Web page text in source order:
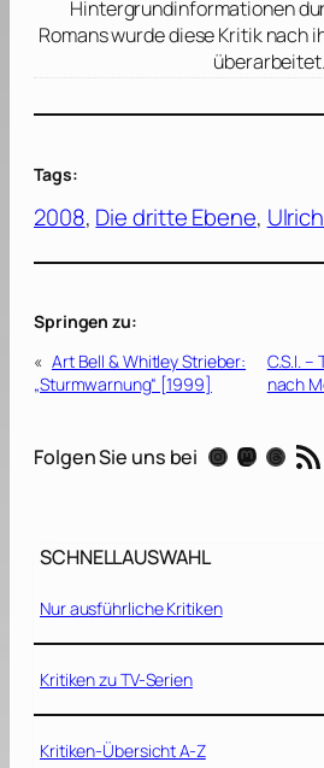
Hintergrundinformationen
Romans wurde diese Kritik nach
überarbeitet.
Tags:
2008, Die dritte Ebene,
Springen zu:
« Art Bell & Whitley Strieber:
„Sturmwarnung“ [1999]
C.S.I. –
nach
Folgen Sie uns bei Instagram Mastodon Threads RSS-Feed
SCHNELLAUSWAHL
Nur ausführliche Kritiken
Kritiken zu TV-Serien
Kritiken-Übersicht A-Z